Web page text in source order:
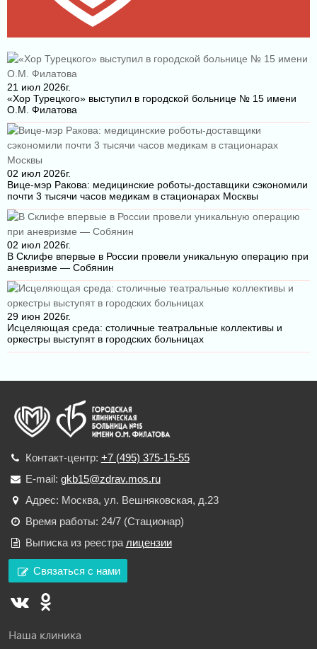
21 июл 2026г.
«Хор Турецкого» выступил в городской больнице № 15 имени
О.М. Филатова
02 июл 2026г.
Вице-мэр Ракова: медицинские роботы-доставщики сэкономили
почти 3 тысячи часов медикам в стационарах Москвы
02 июл 2026г.
В Склифе впервые в России провели уникальную операцию при
аневризме — Собянин
29 июн 2026г.
Исцеляющая среда: столичные театральные коллективы и
оркестры выступят в городских больницах
Контакт-центр: +7 (495) 375-15-55
E-mail: gkb15@zdrav.mos.ru
Адрес: Москва, ул. Вешняковская, д.23
Время работы: 24/7 (Стационар)
Выписка из реестра лицензии
Связаться с нами
Наша клиника